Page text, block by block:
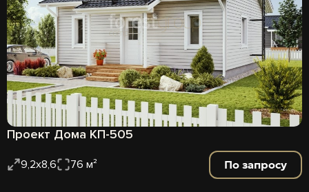
Проект Дома КП-505
9,2х8,6 76 м² По запросу